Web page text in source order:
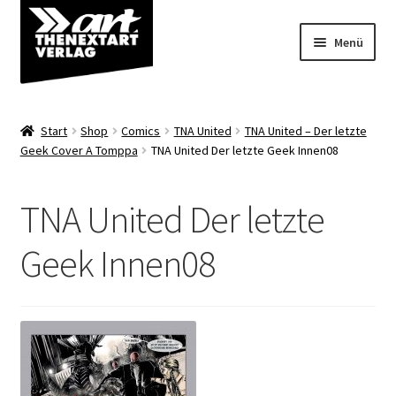
Zur
Navigation
springen
Zum
Inhalt
springen
Menü
Shop
Start Shop Comics TNA United
TNA United – Der letzte
Geek Cover A Tomppa
TNA United Der letzte Geek Innen08
TNA United Der letzte
Geek Innen08